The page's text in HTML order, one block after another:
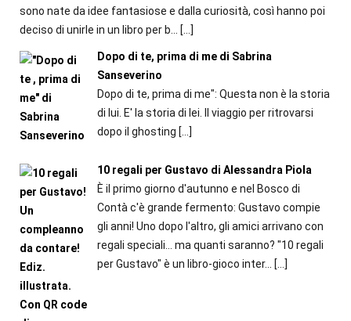
sono nate da idee fantasiose e dalla curiosità, così hanno poi
deciso di unirle in un libro per b... […]
Dopo di te, prima di me di Sabrina
Sanseverino
Dopo di te, prima di me": Questa non è la storia
di lui. E' la storia di lei. Il viaggio per ritrovarsi
dopo il ghosting […]
10 regali per Gustavo di Alessandra Piola
È il primo giorno d'autunno e nel Bosco di
Contà c'è grande fermento: Gustavo compie
gli anni! Uno dopo l'altro, gli amici arrivano con
regali speciali... ma quanti saranno? "10 regali
per Gustavo" è un libro-gioco inter...
[…]